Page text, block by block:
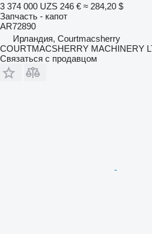
3 374 000 UZS 246 € ≈ 284,20 $
Запчасть - капот
AR72890
Ирландия, Courtmacsherry
COURTMACSHERRY MACHINERY
Связаться с продавцом